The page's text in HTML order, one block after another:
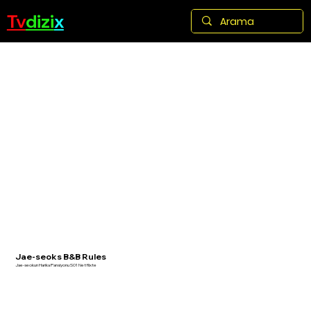
Tvdizix
Jae-seoks B&B Rules
Jae-seokun Harika Pansiyonu S01 Netflixte